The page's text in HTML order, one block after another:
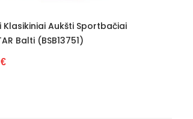
Vyriški Sportiniai Batai, Juodi Ryan
(BSB14179)
37.70 €